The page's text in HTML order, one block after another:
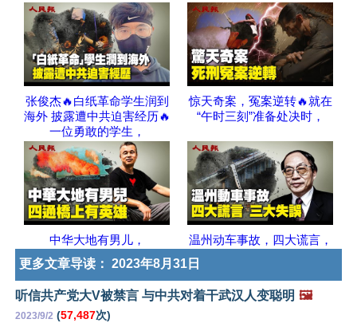
张俊杰🔥白纸革命学生润到
海外 披露遭中共迫害经历🔥
一位勇敢的学生，
惊天奇案，冤案逆转🔥就在
“午时三刻”准备处决时，
中华大地有男儿，
温州动车事故，四大谎言，
更多文章导读： 2023年8月31日
听信共产党大V被禁言 与中共对着干武汉人变聪明 🖼️
2023/9/2 (57,487次)